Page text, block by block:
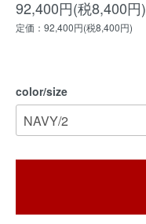
92,400円(税8,400円)
定価：92,400円(税8,400円)
color/size